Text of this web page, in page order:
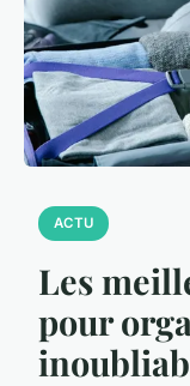
ACTU
Les
pour